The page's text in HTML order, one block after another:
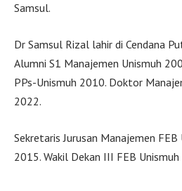
Samsul.
Dr Samsul Rizal lahir di Cendana
Alumni S1 Manajemen Unismuh
PPs-Unismuh 2010. Doktor
2022.
Sekretaris Jurusan Manajemen
2015. Wakil Dekan III FEB